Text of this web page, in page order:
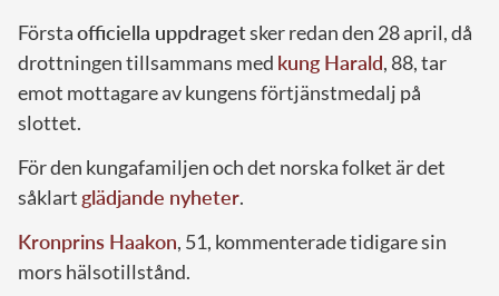
Förstaofficiella uppdragetsker redan den 28 april, då
drottningen tillsammans med kung Harald, 88, tar
emot mottagare av kungens förtjänstmedalj på
slottet.
För den kungafamiljen och det norska folket är det
såklartglädjande nyheter.
Kronprins Haakon, 51, kommenterade tidigare sin
mors hälsotillstånd.